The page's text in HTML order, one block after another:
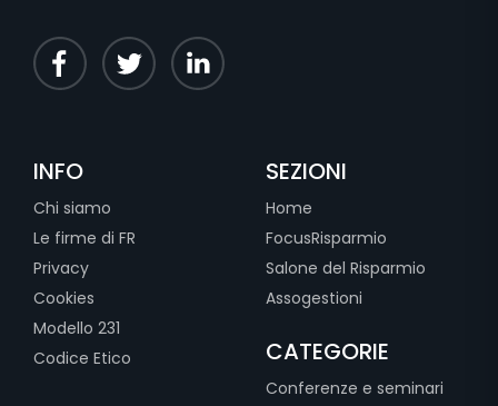
INFO
Chi siamo
Le firme di FR
Privacy
Cookies
Modello 231
Codice Etico
SEZIONI
Home
FocusRisparmio
Salone del Risparmio
Assogestioni
CATEGORIE
Conferenze e seminari